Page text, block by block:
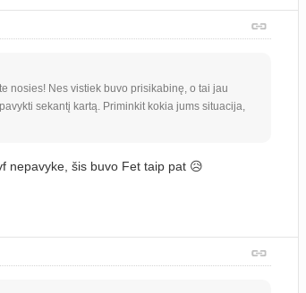
nosies! Nes vistiek buvo prisikabinę, o tai jau
sekantį kartą. Priminkit kokia jums situacija,
nepavyke, šis buvo Fet taip pat 😥